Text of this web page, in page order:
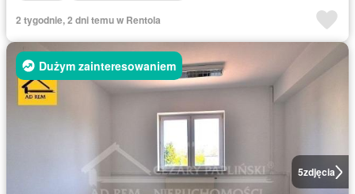
2 tygodnie, 2 dni temu w Rentola
5zdjęcia
Dużym zainteresowaniem